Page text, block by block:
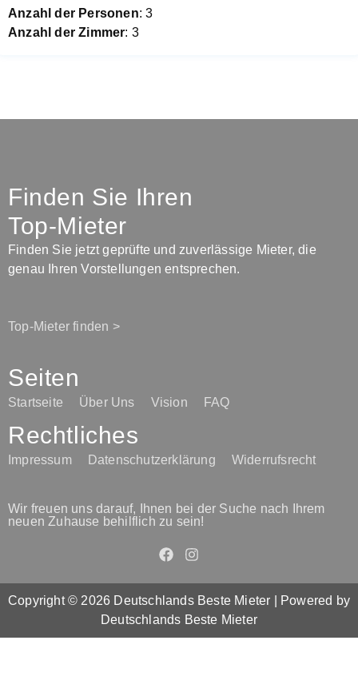
Anzahl der Personen: 3
Anzahl der Zimmer: 3
Finden Sie Ihren
Top-Mieter
Finden Sie jetzt geprüfte und zuverlässige Mieter, die
genau Ihren Vorstellungen entsprechen.
Top-Mieter finden >
Seiten
Startseite Über Uns Vision FAQ
Rechtliches
Impressum Datenschutzerklärung Widerrufsrecht
Wir freuen uns darauf, Ihnen bei der Suche nach Ihrem
neuen Zuhause behilflich zu sein!
Copyright © 2026 Deutschlands Beste Mieter | Powered by
Deutschlands Beste Mieter